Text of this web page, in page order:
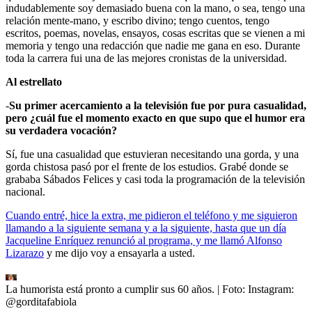
indudablemente soy demasiado buena con la mano, o sea, tengo una
relación mente-mano, y escribo divino; tengo cuentos, tengo
escritos, poemas, novelas, ensayos, cosas escritas que se vienen a mi
memoria y tengo una redacción que nadie me gana en eso. Durante
toda la carrera fui una de las mejores cronistas de la universidad.
Al estrellato
-Su primer acercamiento a la televisión fue por pura casualidad,
pero ¿cuál fue el momento exacto en que supo que el humor era
su verdadera vocación?
Sí, fue una casualidad que estuvieran necesitando una gorda, y una
gorda chistosa pasó por el frente de los estudios. Grabé donde se
grababa Sábados Felices y casi toda la programación de la televisión
nacional.
Cuando entré, hice la extra, me pidieron el teléfono y me siguieron
llamando a la siguiente semana y a la siguiente, hasta que un día
Jacqueline Enríquez renunció al programa, y me llamó Alfonso
Lizarazo y me dijo voy a ensayarla a usted.
La humorista está pronto a cumplir sus 60 años. | Foto: Instagram:
@gorditafabiola